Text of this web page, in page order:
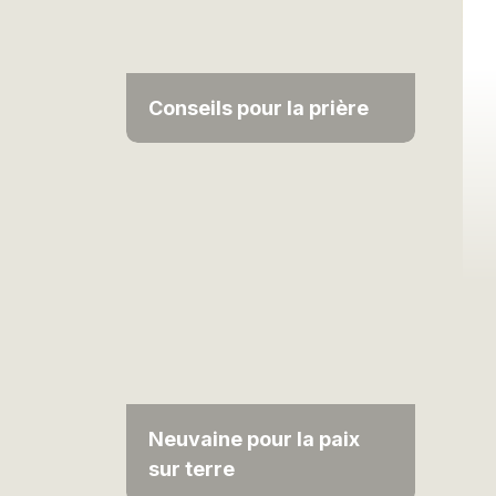
Conseils pour la prière
Neuvaine pour la paix
sur terre